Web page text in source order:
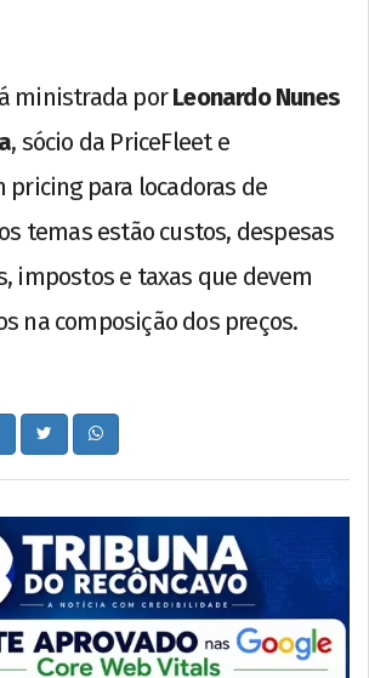
ministrada porLeonardo Nunes
, sócio da PriceFleet e
pricing para locadoras de
temas estão custos, despesas
impostos e taxas que devem
na composição dos preços.